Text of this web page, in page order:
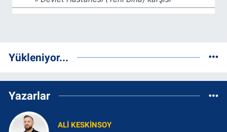
Yükleniyor...
Yazarlar
ALI KESKINSOY